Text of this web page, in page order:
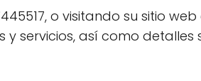
o visitando su sitio
servicios, así como detalles